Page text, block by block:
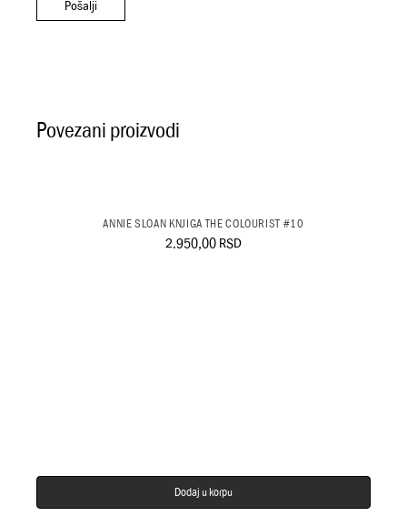
Pošalji
Povezani proizvodi
ANNIE SLOAN KNJIGA THE COLOURIST #10
2.950,00RSD
Dodaj u korpu